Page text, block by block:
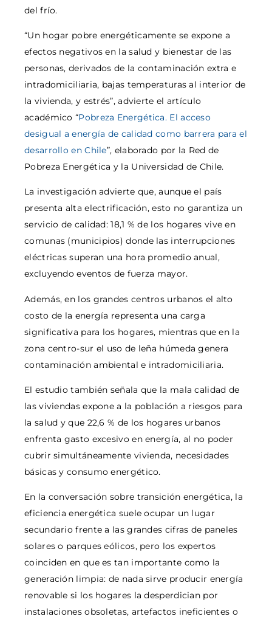
del frío.
“Un hogar pobre energéticamente se expone a
efectos negativos en la salud y bienestar de las
personas, derivados de la contaminación extra e
intradomiciliaria, bajas temperaturas al interior de
la vivienda, y estrés”, advierte el artículo
académico “Pobreza Energética. El acceso
desigual a energía de calidad como barrera para el
desarrollo en Chile”, elaborado por la Red de
Pobreza Energética y la Universidad de Chile.
La investigación advierte que, aunque el país
presenta alta electrificación, esto no garantiza un
servicio de calidad: 18,1 % de los hogares vive en
comunas (municipios) donde las interrupciones
eléctricas superan una hora promedio anual,
excluyendo eventos de fuerza mayor.
Además, en los grandes centros urbanos el alto
costo de la energía representa una carga
significativa para los hogares, mientras que en la
zona centro-sur el uso de leña húmeda genera
contaminación ambiental e intradomiciliaria.
El estudio también señala que la mala calidad de
las viviendas expone a la población a riesgos para
la salud y que 22,6 % de los hogares urbanos
enfrenta gasto excesivo en energía, al no poder
cubrir simultáneamente vivienda, necesidades
básicas y consumo energético.
En la conversación sobre transición energética, la
eficiencia energética suele ocupar un lugar
secundario frente a las grandes cifras de paneles
solares o parques eólicos, pero los expertos
coinciden en que es tan importante como la
generación limpia: de nada sirve producir energía
renovable si los hogares la desperdician por
instalaciones obsoletas, artefactos ineficientes o